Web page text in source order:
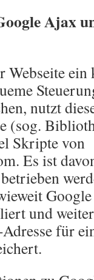
Ajax
Webseite
nutzt
Skripte von
Es ist
Google
und
für